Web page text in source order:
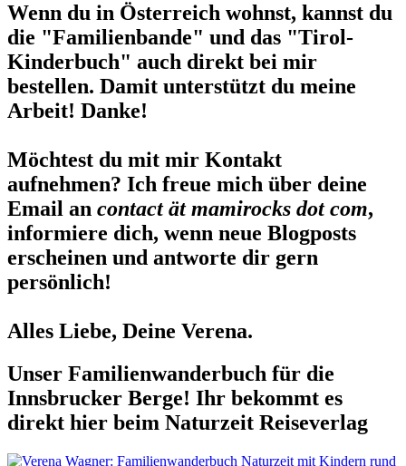
Wenn du in Österreich wohnst, kannst du
die "Familienbande" und das "Tirol-
Kinderbuch" auch direkt bei mir
bestellen. Damit unterstützt du meine
Arbeit! Danke!
Möchtest du mit mir Kontakt
aufnehmen? Ich freue mich über deine
Email an contact ät mamirocks dot com,
informiere dich, wenn neue Blogposts
erscheinen und antworte dir gern
persönlich!
Alles Liebe, Deine Verena.
Unser Familienwanderbuch für die
Innsbrucker Berge! Ihr bekommt es
direkt hier beim Naturzeit Reiseverlag